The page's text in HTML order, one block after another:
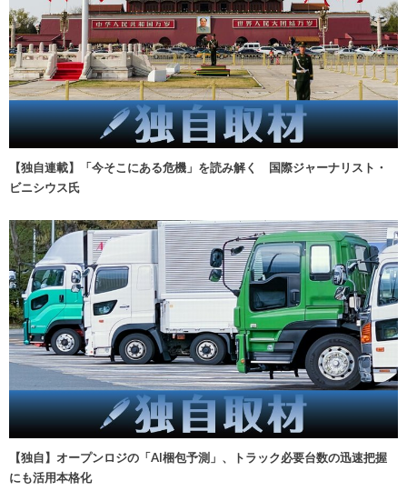
【独自連載】「今そこにある危機」を読み解く 国際ジャーナリスト・
ビニシウス氏
【独自】オープンロジの「AI梱包予測」、トラック必要台数の迅速把握
にも活用本格化